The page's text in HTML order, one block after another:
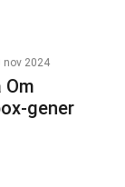
nov 2024
Om
gener